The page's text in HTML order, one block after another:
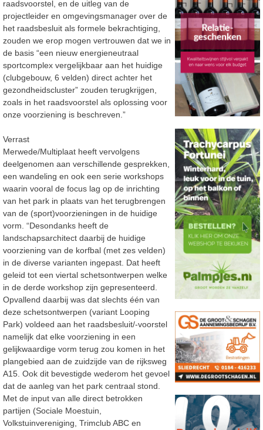
raadsvoorstel, en de uitleg van de
projectleider en omgevingsmanager over de
het raadsbesluit als formele bekrachtiging,
zouden we erop mogen vertrouwen dat we in
de basis “een nieuw energieneutraal
sportcomplex vergelijkbaar aan het huidige
(clubgebouw, 6 velden) direct achter het
gezondheidscluster” zouden terugkrijgen,
zoals in het raadsvoorstel als oplossing voor
onze voorziening is beschreven.”
Verrast
Merwede/Multiplaat heeft vervolgens
deelgenomen aan verschillende gesprekken,
een wandeling en ook een serie workshops
waarin vooral de focus lag op de inrichting
van het park in plaats van het terugbrengen
van de (sport)voorzieningen in de huidige
vorm. “Desondanks heeft de
landschapsarchitect daarbij de huidige
voorziening van de korfbal (met zes velden)
in de diverse varianten ingepast. Dat heeft
geleid tot een viertal schetsontwerpen welke
in de derde workshop zijn gepresenteerd.
Opvallend daarbij was dat slechts één van
deze schetsontwerpen (variant Looping
Park) voldeed aan het raadsbesluit/-voorstel
namelijk dat elke voorziening in een
gelijkwaardige vorm terug zou komen in het
plangebied aan de zuidzijde van de rijksweg
A15. Ook dit bevestigde wederom het gevoel
dat de aanleg van het park centraal stond.
Met de input van alle direct betrokken
partijen (Sociale Moestuin,
Volkstuinvereniging, Trimclub ABC en